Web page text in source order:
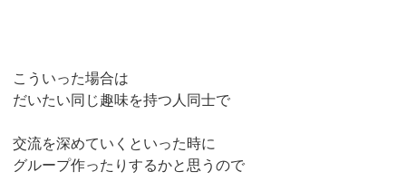
こういった場合は
だいたい同じ趣味を持つ人同士で
交流を深めていくといった時に
グループ作ったりするかと思うので